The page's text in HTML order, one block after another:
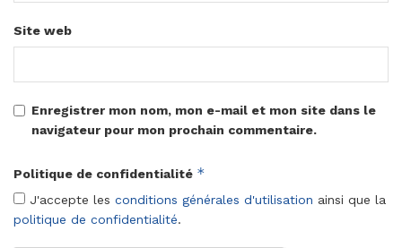
Site web
Enregistrer mon nom, mon e-mail et mon site dans le
navigateur pour mon prochain commentaire.
Politique de confidentialité *
J'accepte les conditions générales d'utilisation ainsi que la
politique de confidentialité.